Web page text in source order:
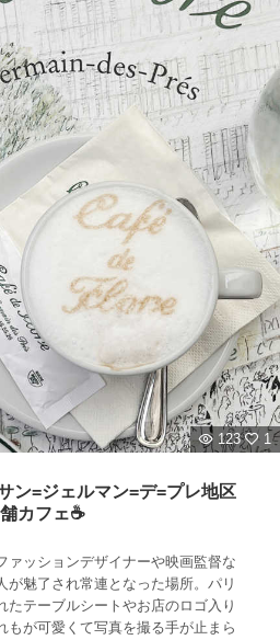
123
1
=ジェルマン=デ=プレ地区
カフェ☕️
ァッションデザイナーや映画監督な
が魅了され常連となった場所。パリ
たテーブルシートやお店のロゴ入り
もが可愛くて写真を撮る手が止まら